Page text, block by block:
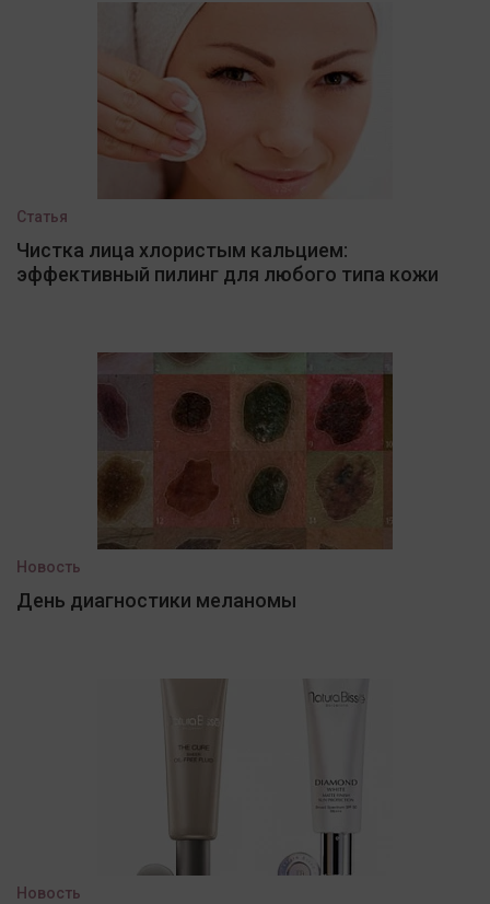
Статья
Чистка лица хлористым кальцием:
эффективный пилинг для любого типа кожи
Новость
День диагностики меланомы
Новость